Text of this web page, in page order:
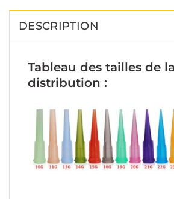
DESCRIPTION
Tableau des tailles de
distribution :